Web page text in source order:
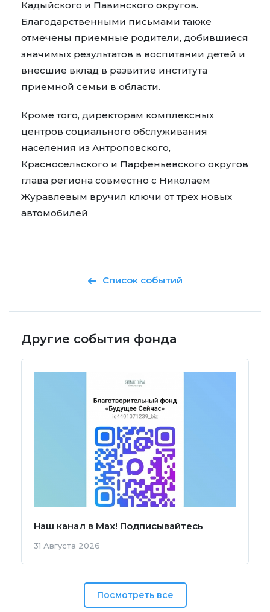
Кадыйского и Павинского округов.
Благодарственными письмами также
отмечены приемные родители, добившиеся
значимых результатов в воспитании детей и
внесшие вклад в развитие института
приемной семьи в области.
Кроме того, директорам комплексных
центров социального обслуживания
населения из Антроповского,
Красносельского и Парфеньевского округов
глава региона совместно с Николаем
Журавлевым вручил ключи от трех новых
автомобилей
Список событий
Другие события фонда
Наш канал в Мах! Подписывайтесь
31 Августа 2026
Посмотреть все